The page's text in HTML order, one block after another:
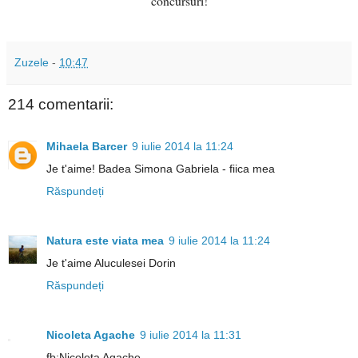
Zuzele - 10:47
214 comentarii:
Mihaela Barcer 9 iulie 2014 la 11:24
Je t'aime! Badea Simona Gabriela - fiica mea
Răspundeți
Natura este viata mea 9 iulie 2014 la 11:24
Je t'aime Aluculesei Dorin
Răspundeți
Nicoleta Agache 9 iulie 2014 la 11:31